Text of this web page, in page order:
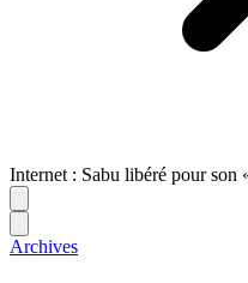
Internet : Sabu libéré pour son
Archives